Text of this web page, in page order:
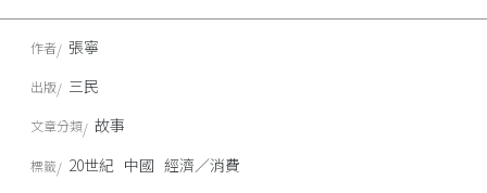
作者 張寧
出版 三民
文章分類 故事
標籤 20世紀 中國 經濟／消費